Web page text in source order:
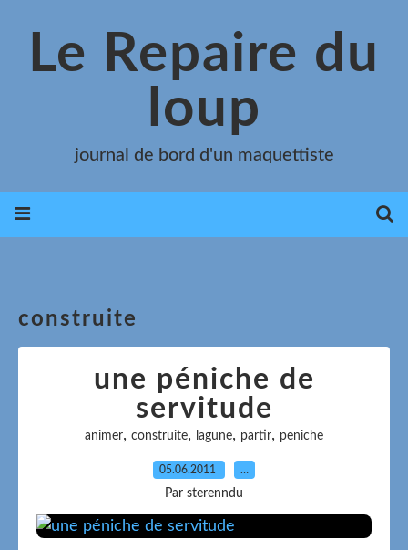
Le Repaire du
loup
journal de bord d'un maquettiste
construite
une péniche de
servitude
animer, construite, lagune, partir, peniche
05.06.2011 …
Par sterenndu